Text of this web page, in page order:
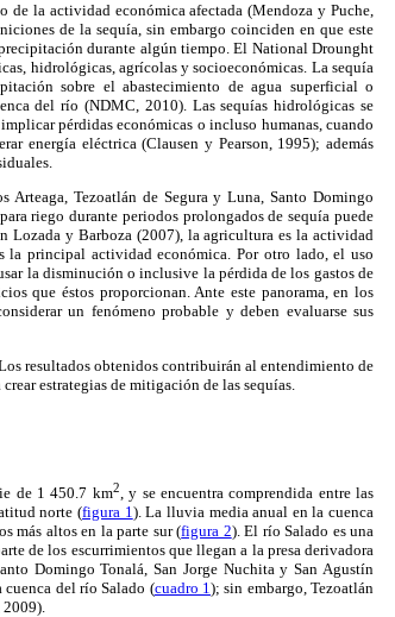
de la actividad económica afectada (Mendoza y Puche,
de la sequía, sin embargo coinciden en que este
durante algún tiempo. El National Drounght
hidrológicas, agrícolas y socioeconómicas. La sequía
sobre el abastecimiento de agua superficial o
del río (NDMC, 2010). Las sequías hidrológicas se
pérdidas económicas o incluso humanas, cuando
energía eléctrica (Clausen y Pearson, 1995); además
Tezoatlán de Segura y Luna, Santo Domingo
riego durante periodos prolongados de sequía puede
Lozada y Barboza (2007), la agricultura es la actividad
la principal actividad económica. Por otro lado, el uso
la disminución o inclusive la pérdida de los gastos de
que éstos proporcionan. Ante este panorama, en los
un fenómeno probable y deben evaluarse sus
resultados obtenidos contribuirán al entendimiento de
estrategias de mitigación de las sequías.
de 1 450.7 km2
, y se encuentra comprendida entre las
norte (figura 1 ). La lluvia media anual en la cuenca
más altos en la parte sur (figura 2). El río Salado es una
de los escurrimientos que llegan a la presa derivadora
Domingo Tonalá, San Jorge Nuchita y San Agustín
del río Salado (cuadro 1 ); sin embargo, Tezoatlán